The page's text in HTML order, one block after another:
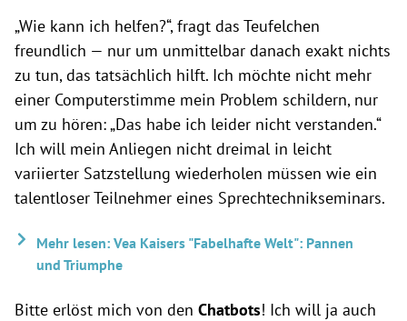
„Wie kann ich helfen?“, fragt das Teufelchen
freundlich — nur um unmittelbar danach exakt nichts
zu tun, das tatsächlich hilft. Ich möchte nicht mehr
einer Computerstimme mein Problem schildern, nur
um zu hören: „Das habe ich leider nicht verstanden.“
Ich will mein Anliegen nicht dreimal in leicht
variierter Satzstellung wiederholen müssen wie ein
talentloser Teilnehmer eines Sprechtechnikseminars.
Mehr lesen: Vea Kaisers "Fabelhafte Welt": Pannen
und Triumphe
Bitte erlöst mich von den Chatbots! Ich will ja auch